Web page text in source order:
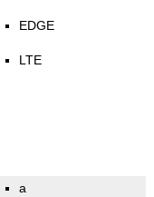
EDGE
LTE
a